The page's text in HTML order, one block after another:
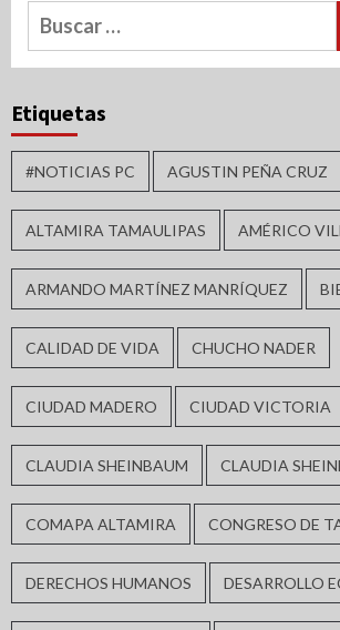
Buscar:
Etiquetas
#NOTICIAS PC AGUSTIN PEÑA CRUZ
ALTAMIRA TAMAULIPAS AMÉRICO
ARMANDO MARTÍNEZ MANRÍQUEZ
CALIDAD DE VIDA CHUCHO NADER
CIUDAD MADERO CIUDAD VICTORIA
CLAUDIA SHEINBAUM CLAUDIA
COMAPA ALTAMIRA CONGRESO DE
DERECHOS HUMANOS DESARROLLO